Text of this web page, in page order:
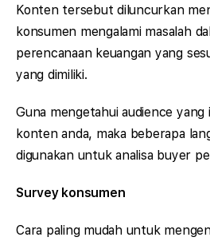
Konten tersebut diluncurkan
konsumen mengalami masalah
perencanaan keuangan yang
yang dimiliki.
Guna mengetahui audience yang
konten anda, maka beberapa
digunakan untuk analisa buyer
Survey konsumen
Cara paling mudah untuk